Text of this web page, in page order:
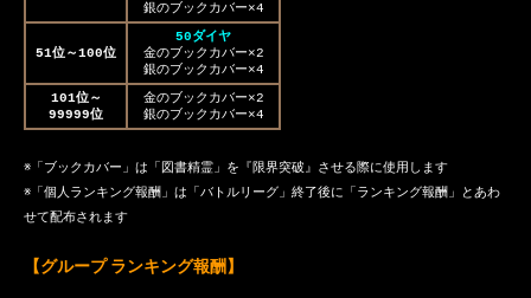
銀のブックカバー×4
51位～100位
50ダイヤ
金のブックカバー×2
銀のブックカバー×4
101位～
99999位
金のブックカバー×2
銀のブックカバー×4
※「ブックカバー」は「図書精霊」を『限界突破』させる際に使用します
※「個人ランキング報酬」は「バトルリーグ」終了後に「ランキング報酬」とあわ
せて配布されます
【グループ ランキング報酬】